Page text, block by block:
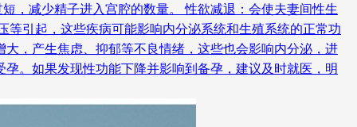
，减少精子进入宫腔的数量。 性欲减退：会使夫妻间性生
引起，这些疾病可能影响内分泌系统和生殖系统的正常功
，产生焦虑、抑郁等不良情绪，这些也会影响内分泌，进
。如果发现性功能下降并影响到备孕，建议及时就医，明